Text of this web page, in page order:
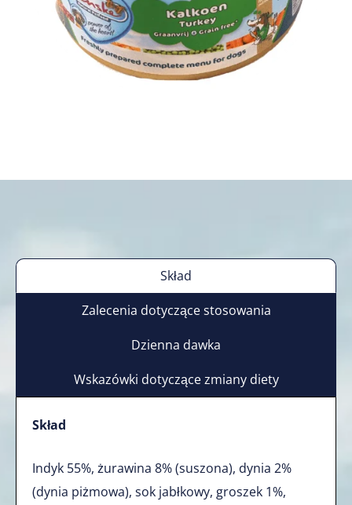
Skład
Zalecenia dotyczące stosowania
Dzienna dawka
Wskazówki dotyczące zmiany diety
Skład
Indyk 55%, żurawina 8% (suszona), dynia 2%
(dynia piżmowa), sok jabłkowy, groszek 1%,